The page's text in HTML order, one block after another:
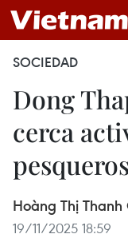
SOCIEDAD
Dong
cerca
pesqueros
Hoàng Thị Thanh
19/11/2025 18:59